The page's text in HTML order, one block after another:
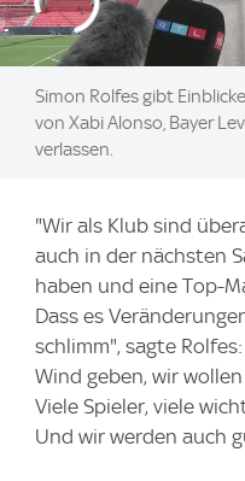
Simon Rolfes gibt
von Xabi Alonso, Bayer
verlassen.
"Wir als Klub sind
auch in der nächsten
haben und eine Top-
Dass es
schlimm", sagte
Wind geben, wir
Viele Spieler, viele
Und wir werden auch